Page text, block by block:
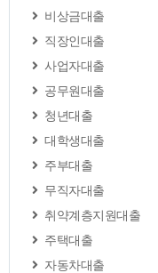
비상금대출
직장인대출
사업자대출
공무원대출
청년대출
대학생대출
주부대출
무직자대출
취약계층지원대출
주택대출
자동차대출